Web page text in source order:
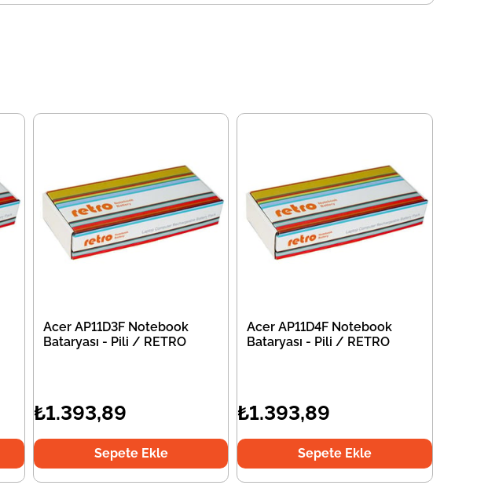
Acer AP11D3F Notebook
Bataryası - Pili / RETRO
₺1.393,89
Sepete Ekle
Acer AP11D4F Notebook
Bataryası - Pili / RETRO
₺1.393,89
Sepete Ekle